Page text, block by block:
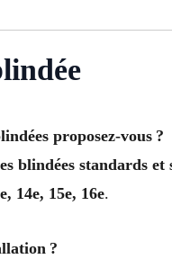
proposez-vous ?
blindées standards et
14e, 15e, 16e.
?